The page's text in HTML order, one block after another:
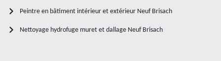
Peintre en bâtiment intérieur et extérieur Neuf Brisach
Nettoyage hydrofuge muret et dallage Neuf Brisach